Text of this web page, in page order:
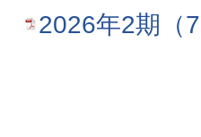
2026年2期（